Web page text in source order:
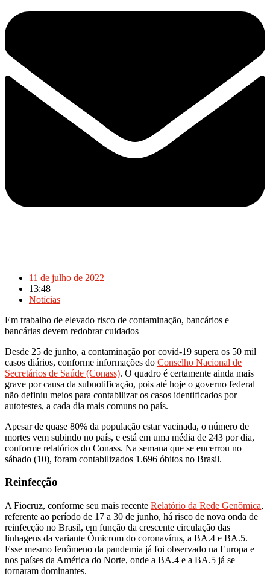
11 de julho de 2022
13:48
Notícias
Em trabalho de elevado risco de contaminação, bancários e
bancárias devem redobrar cuidados
Desde 25 de junho, a contaminação por covid-19 supera os 50 mil
casos diários, conforme informações do Conselho Nacional de
Secretários de Saúde (Conass). O quadro é certamente ainda mais
grave por causa da subnotificação, pois até hoje o governo federal
não definiu meios para contabilizar os casos identificados por
autotestes, a cada dia mais comuns no país.
Apesar de quase 80% da população estar vacinada, o número de
mortes vem subindo no país, e está em uma média de 243 por dia,
conforme relatórios do Conass. Na semana que se encerrou no
sábado (10), foram contabilizados 1.696 óbitos no Brasil.
Reinfecção
A Fiocruz, conforme seu mais recente Relatório da Rede Genômica,
referente ao período de 17 a 30 de junho, há risco de nova onda de
reinfecção no Brasil, em função da crescente circulação das
linhagens da variante Ômicrom do coronavírus, a BA.4 e BA.5.
Esse mesmo fenômeno da pandemia já foi observado na Europa e
nos países da América do Norte, onde a BA.4 e a BA.5 já se
tornaram dominantes.